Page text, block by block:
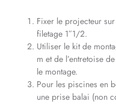
Fixer le projecteur
filetage 1″1/2.
Utiliser le kit de
m et de l’entretoise
le montage.
Pour les piscines en
une prise balai (non